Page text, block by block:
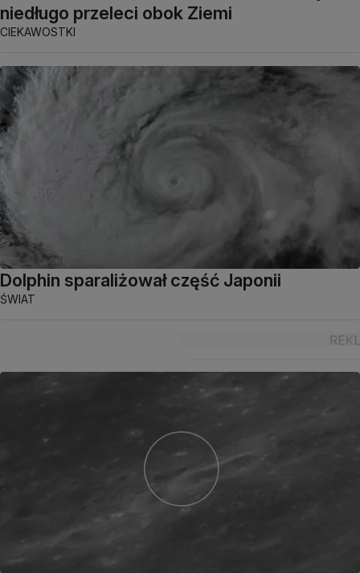
niedługo przeleci obok Ziemi
CIEKAWOSTKI
Dolphin sparaliżował część Japonii
ŚWIAT